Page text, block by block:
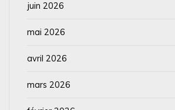
juin 2026
mai 2026
avril 2026
mars 2026